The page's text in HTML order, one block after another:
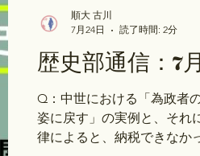
殿の13人
総理大臣列伝 ショーグン
大学受験 豊臣兄
歴史部通信：7
Q：中世における「為政者
姿に戻す」の実例と、それ
律によると、納税できなか
順大 古川
7月24日
読了時間: 2分